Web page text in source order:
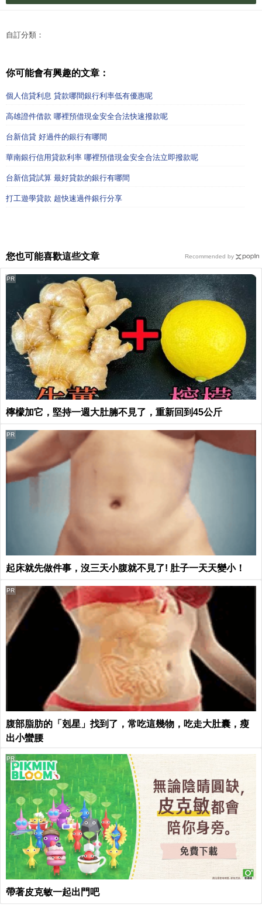
自訂分類：
你可能會有興趣的文章：
個人信貸利息 貸款哪間銀行利率低有優惠呢
高雄證件借款 哪裡預借現金安全合法快速撥款呢
台新信貸 好過件的銀行有哪間
華南銀行信用貸款利率 哪裡預借現金安全合法立即撥款呢
台新信貸試算 最好貸款的銀行有哪間
打工遊學貸款 超快速過件銀行分享
您也可能喜歡這些文章
檸檬加它，堅持一週大肚腩不見了，重新回到45公斤
PR
起床就先做件事，沒三天小腹就不見了! 肚子一天天變小！
PR
腹部脂肪的「剋星」找到了，常吃這幾物，吃走大肚囊，瘦
出小蠻腰
PR
帶著皮克敏一起出門吧
PR
Recommended by